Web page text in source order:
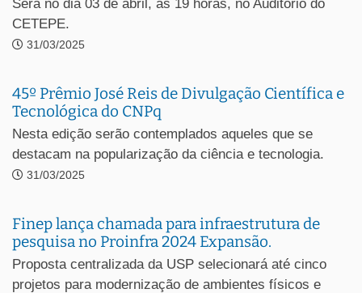
Será no dia 03 de abril, às 19 horas, no Auditório do
CETEPE.
31/03/2025
45º Prêmio José Reis de Divulgação Científica e
Tecnológica do CNPq
Nesta edição serão contemplados aqueles que se
destacam na popularização da ciência e tecnologia.
31/03/2025
Finep lança chamada para infraestrutura de
pesquisa no Proinfra 2024 Expansão.
Proposta centralizada da USP selecionará até cinco
projetos para modernização de ambientes físicos e